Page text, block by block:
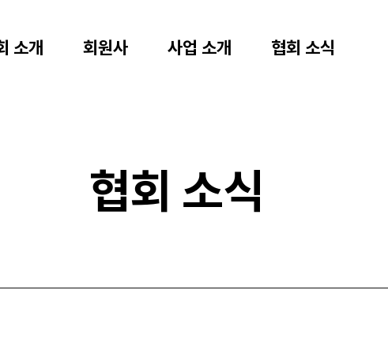
소개 회원사 사업 소개 협회 소식
협회 소식